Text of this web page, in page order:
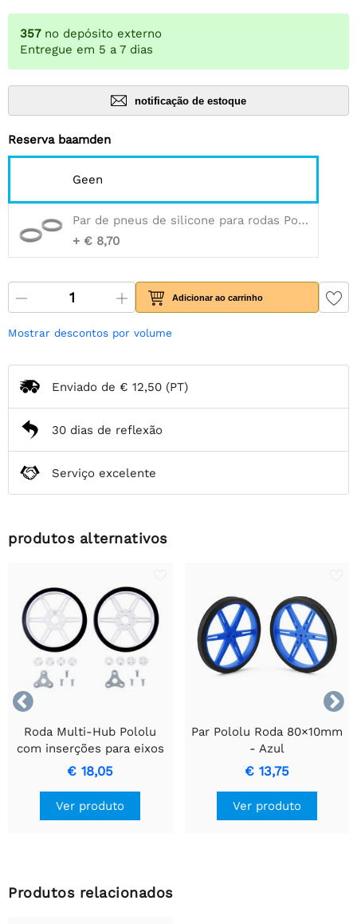
357 no depósito externo
Entregue em 5 a 7 dias
notificação de estoque
Reserva baamden
Geen
Par de pneus de silicone para rodas Pololu 80×10mm/90×10mm
+ € 8,70
Adicionar ao carrinho
Mostrar descontos por volume
Enviado de € 12,50 (PT)
30 dias de reflexão
Serviço excelente
produtos alternativos


Roda Multi-Hub Pololu
com inserções para eixos
de 3 mm e 4 mm - 80 ×
10 mm, branca, pacote
com 2
€ 18,05
Ver produto
Par Pololu Roda 80×10mm
- Azul
€ 13,75
Ver produto
Produtos relacionados